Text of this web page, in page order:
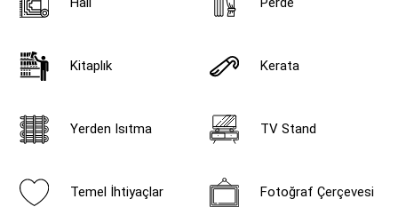
Kitaplık Kerata
Yerden Isıtma TV Stand
Temel İhtiyaçlar Fotoğraf Çerçevesi